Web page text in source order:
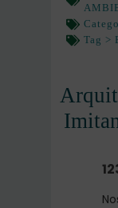
Tag >